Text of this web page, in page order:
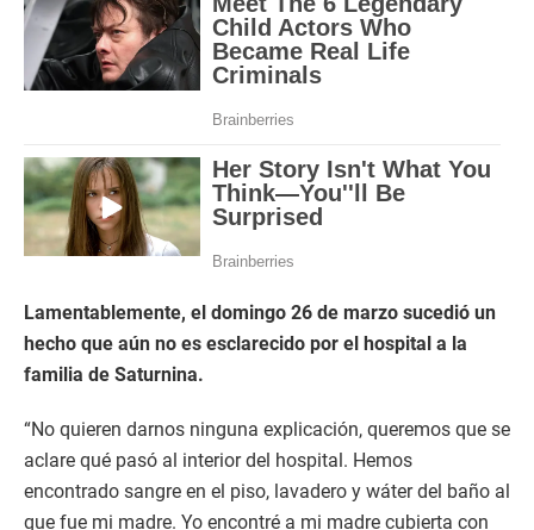
Lamentablemente, el domingo 26 de marzo sucedió un
hecho que aún no es esclarecido por el hospital a la
familia de Saturnina.
“No quieren darnos ninguna explicación, queremos que se
aclare qué pasó al interior del hospital. Hemos
encontrado sangre en el piso, lavadero y wáter del baño al
que fue mi madre. Yo encontré a mi madre cubierta con